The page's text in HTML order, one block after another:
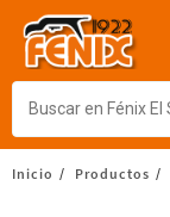
Inicio Productos